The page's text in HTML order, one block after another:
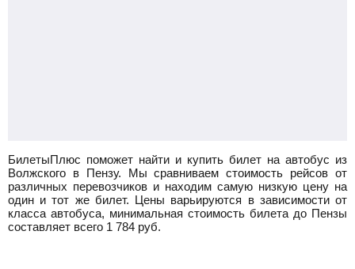
БилетыПлюс поможет найти и купить билет на автобус из
Волжского в Пензу.
Мы сравниваем стоимость рейсов от
различных перевозчиков и находим самую низкую цену на
один и тот же билет. Цены варьируются в зависимости от
класса автобуса, минимальная стоимость билета до Пензы
составляет всего 1 784 руб.